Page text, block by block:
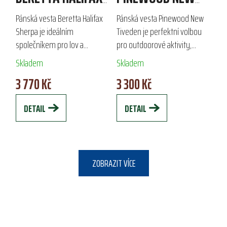
SHERPA
Pánská vesta Beretta Halifax
Sherpa je ideálním
společníkem pro lov a
outdoorové aktivity v
chladnějších podmínkách.
Vyrobena z prodyšného
fleecu s gramáží 300 g/m2,
poskytuje...
Skladem
3 770 Kč
DETAIL
TIVEDEN
Pánská vesta Pinewood New
Tiveden je perfektní volbou
pro outdoorové aktivity,
vyrobená z odolné a vysoce
prodyšné látky TC-lite™. Díky
ekologické impregnaci Bionic
Finish® Eco...
Skladem
3 300 Kč
DETAIL
ZOBRAZIT VÍCE